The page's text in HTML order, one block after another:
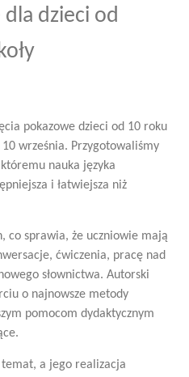
dzieci od
pokazowe dzieci od 10 roku
września. Przygotowaliśmy
nauka języka
i łatwiejsza niż
co sprawia, że uczniowie mają
ćwiczenia, pracę nad
słownictwa. Autorski
o najnowsze metody
pomocom dydaktycznym
temat, a jego realizacja